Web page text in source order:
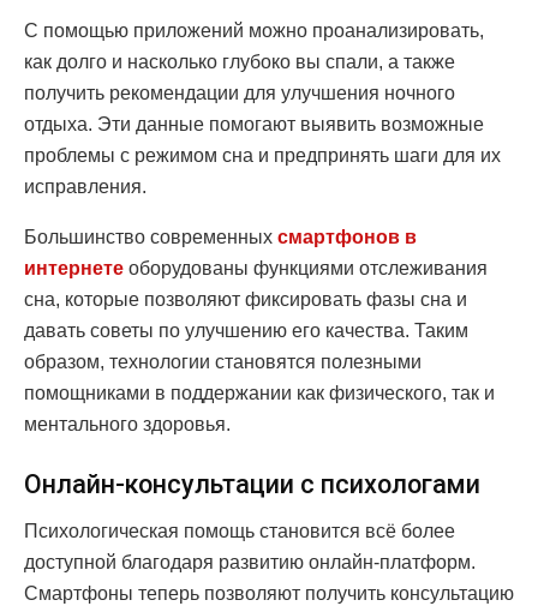
С помощью приложений можно проанализировать,
как долго и насколько глубоко вы спали, а также
получить рекомендации для улучшения ночного
отдыха. Эти данные помогают выявить возможные
проблемы с режимом сна и предпринять шаги для их
исправления.
Большинство современных смартфонов в
интернете оборудованы функциями отслеживания
сна, которые позволяют фиксировать фазы сна и
давать советы по улучшению его качества. Таким
образом, технологии становятся полезными
помощниками в поддержании как физического, так и
ментального здоровья.
Онлайн-консультации с психологами
Психологическая помощь становится всё более
доступной благодаря развитию онлайн-платформ.
Смартфоны теперь позволяют получить консультацию